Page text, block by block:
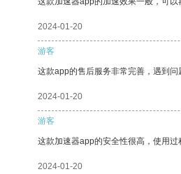
2024-01-20
游客
这款app的售后服务非常完善，遇到问
2024-01-20
游客
这款加速器app的安全性很高，使用过
2024-01-20